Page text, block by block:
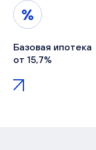
Базовая ипотека
от 15,7%